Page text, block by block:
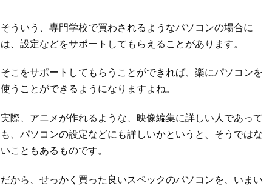
そういう、専門学校で買わされるようなパソコンの場合に
は、設定などをサポートしてもらえることがあります。
そこをサポートしてもらうことができれば、楽にパソコンを
使うことができるようになりますよね。
実際、アニメが作れるような、映像編集に詳しい人であって
も、パソコンの設定などにも詳しいかというと、そうではな
いこともあるものです。
だから、せっかく買った良いスペックのパソコンを、いまい